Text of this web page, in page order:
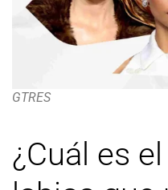
GTRES
¿Cuál es